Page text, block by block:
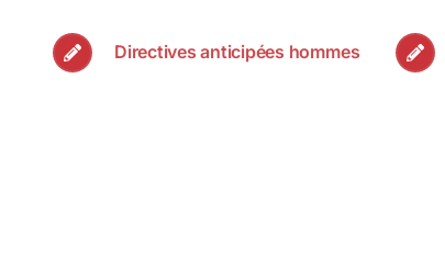
Directives anticipées hommes